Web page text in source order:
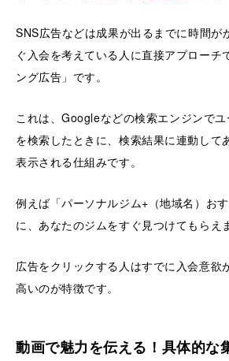
SNS広告などは成果が出るまでに時間が
ぐ入会を考えている人に直接アプローチ
ング広告」です。
これは、Googleなどの検索エンジンで
を検索したときに、検索結果に連動して
表示される仕組みです。
例えば「パーソナルジム+（地域名）お
に、あなたのジムをすぐ見つけてもらえ
広告をクリックする人はすでに入会意欲
高いのが特徴です。
動画で魅力を伝える！具体的な